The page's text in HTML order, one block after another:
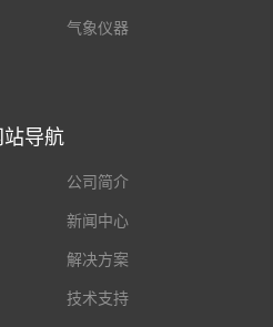
气象仪器
站导航
公司简介
新闻中心
解决方案
技术支持